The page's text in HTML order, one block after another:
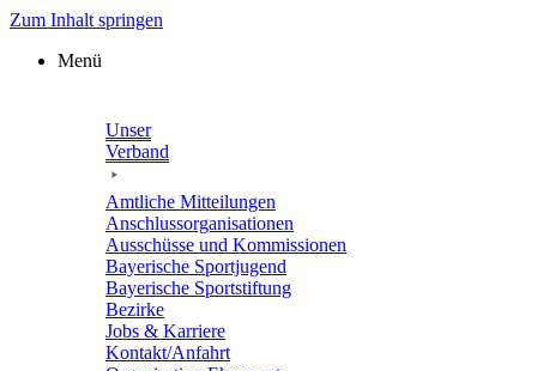
Zum Inhalt springen
Menü
Unser
Verband
Amtli­che Mitteilungen
Anschluss­or­ga­ni­sa­tio­nen
Ausschüsse und Kommissionen
Baye­ri­sche Sportjugend
Baye­ri­sche Sportstiftung
Bezirke
Jobs & Karriere
Kontakt/​​Anfahrt